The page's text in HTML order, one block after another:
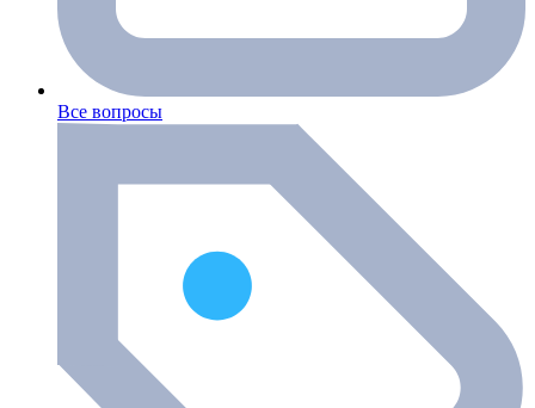
Все вопросы